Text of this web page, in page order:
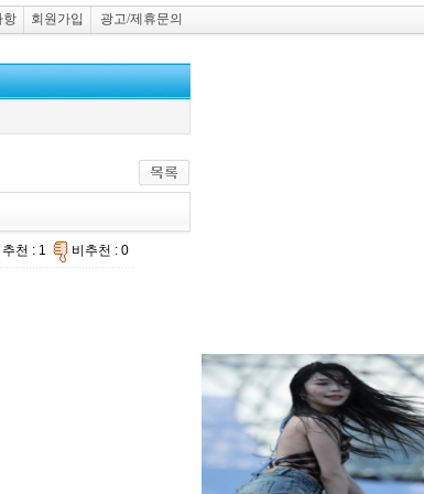
항 회원가입 광고/제휴문의
추천 : 1 비추천 : 0